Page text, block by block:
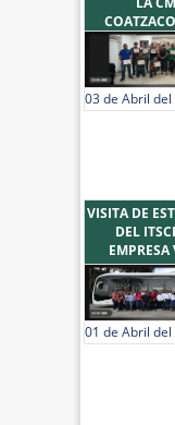
03 de Abril del
VISITA DE
DEL
01 de Abril del